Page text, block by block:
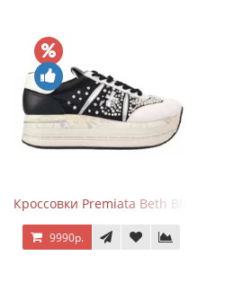
Кроссовки Premiata Beth Black White
9990р.